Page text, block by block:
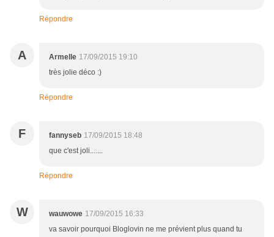
Répondre
A Armelle 17/09/2015 19:10
très jolie déco :)
Répondre
F fannyseb 17/09/2015 18:48
que c'est joli.......
Répondre
W wauwowe 17/09/2015 16:33
va savoir pourquoi Bloglovin ne me prévient plus quand tu